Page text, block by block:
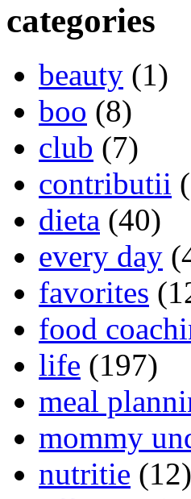
categories
beauty (1)
boo (8)
club (7)
contributii
dieta (40)
every day
favorites
food
life (197)
meal
mommy
nutritie (12)